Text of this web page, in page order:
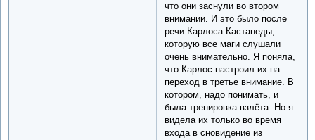
что они заснули во втором
внимании. И это было после
речи Карлоса Кастанеды,
которую все маги слушали
очень внимательно. Я поняла,
что Карлос настроил их на
переход в третье внимание. В
котором, надо понимать, и
была тренировка взлёта. Но я
видела их только во время
входа в сновидение из